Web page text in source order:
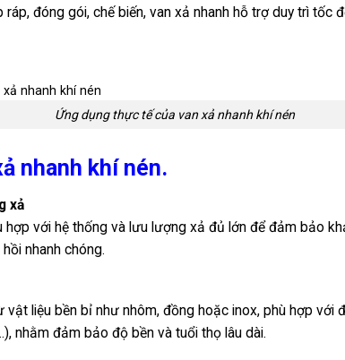
đóng gói, chế biến, van xả nhanh hỗ trợ duy trì tốc
Ứng dụng thực tế của van xả nhanh khí nén
nhanh khí nén.
xả
với hệ thống và lưu lượng xả đủ lớn để đảm bảo
nhanh chóng.
liệu bền bỉ như nhôm, đồng hoặc inox, phù hợp với
nhằm đảm bảo độ bền và tuổi thọ lâu dài.